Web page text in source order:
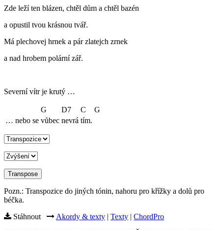
Zde leží ten blázen, chtěl dům a chtěl bazén
a opustil tvou krásnou tvář.
Má plechovej hrnek a pár zlatejch zrnek
a nad hrobem polární zář.
Severní vítr je krutý …
G D7 C
G
… nebo se vůbec nevrá tím.
Pozn.: Transpozice do jiných tónin, nahoru pro křížky a dolů pro
béčka.
Stáhnout
Akordy & texty | Texty | ChordPro